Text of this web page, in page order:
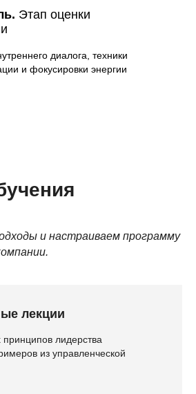
диалога, техники
и фокусировки энергии
Этап оценки
и настраиваем программу
лекции
лидерства
из управленческой